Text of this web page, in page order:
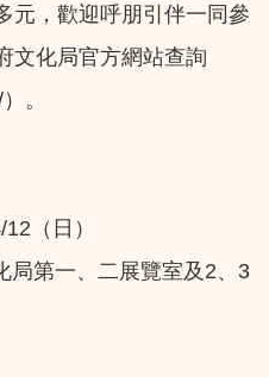
元，歡迎呼朋引伴一同參
文化局官方網站查詢
。
（日）
局第一、二展覽室及2、3